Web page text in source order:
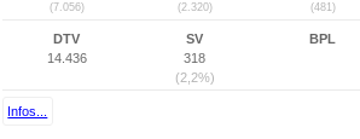
(7.056) (2.320) (481)
DTV
14.436
SV
318
(2,2%)
BPL
Infos...